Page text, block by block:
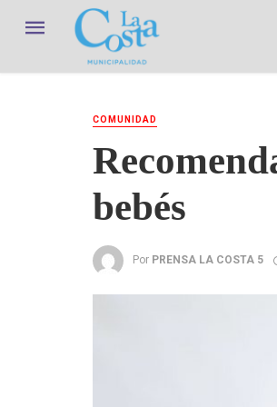
COMUNIDAD
bebés
Por PRENSA LA COSTA 5